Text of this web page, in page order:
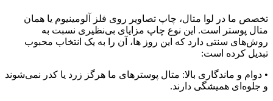
تخصص ما در لوا متال، چاپ تصاویر روی فلز آلومینیوم یا همان
متال پوستر است. این نوع چاپ مزایای بی‌نظیری نسبت به
روش‌های سنتی دارد که این روز ها، آن را به یک انتخاب محبوب
تبدیل کرده است:
• دوام و ماندگاری بالا: متال پوسترهای ما هرگز زرد یا کدر نمی‌شوند
و جلوه‌ای همیشگی دارند.